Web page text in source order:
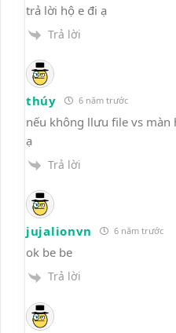
trả lời hộ e đi ạ
Trả lời
thúy 6 năm trước
nếu không llưu file vs màn
ạ
Trả lời
jujalionvn 6 năm trước
ok be be
Trả lời